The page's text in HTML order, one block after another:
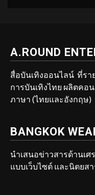
A.ROUND
สื่อบันเทิงออนไลน์ ที่รา
การบันเทิงไทย ผลิตคอ
ภาษา (ไทยและอังกฤษ)
BANGKOK
นำเสนอข่าวสารด้านเศ
แบบเว็บไซต์ และนิตยส